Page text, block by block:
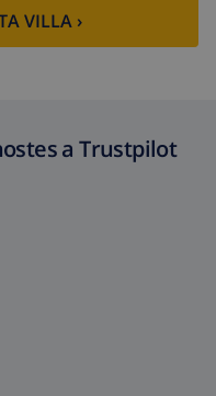
VILLA ›
a Trustpilot